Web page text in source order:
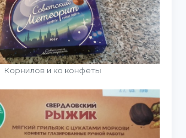
Корнилов и ко конфеты